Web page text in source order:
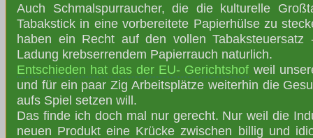
Auch Schmalspurraucher, die die kulturelle
Tabakstick in eine vorbereitete Papierhülse zu
haben ein Recht auf den vollen Tabaksteuersatz
Ladung krebserrendem Papierrauch naturlich.
Entschieden hat das der EU- Gerichtshof weil
und für ein paar Zig Arbeitsplätze weiterhin die
aufs Spiel setzen will.
Das finde ich doch mal nur gerecht. Nur weil die
neuen Produkt eine Krücke zwischen billig und